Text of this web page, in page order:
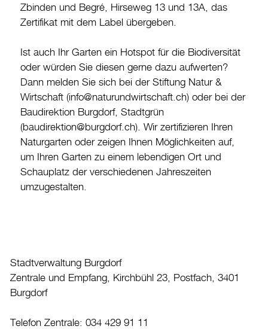
Zbinden und Begré, Hirseweg 13 und 13A, das
Zertifikat mit dem Label übergeben.
Ist auch Ihr Garten ein Hotspot für die Biodiversität
oder würden Sie diesen gerne dazu aufwerten?
Dann melden Sie sich bei der Stiftung Natur &
Wirtschaft (info@naturundwirtschaft.ch) oder bei der
Baudirektion Burgdorf, Stadtgrün
(baudirektion@burgdorf.ch). Wir zertifizieren Ihren
Naturgarten oder zeigen Ihnen Möglichkeiten auf,
um Ihren Garten zu einem lebendigen Ort und
Schauplatz der verschiedenen Jahreszeiten
umzugestalten.
Stadtverwaltung Burgdorf
Zentrale und Empfang, Kirchbühl 23, Postfach, 3401
Burgdorf
Telefon Zentrale: 034 429 91 11